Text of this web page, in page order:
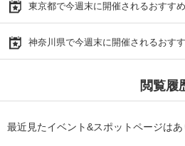
東京都で今週末に開催されるおすす
神奈川県で今週末に開催されるおす
閲覧履
最近見たイベント&スポットページはあ